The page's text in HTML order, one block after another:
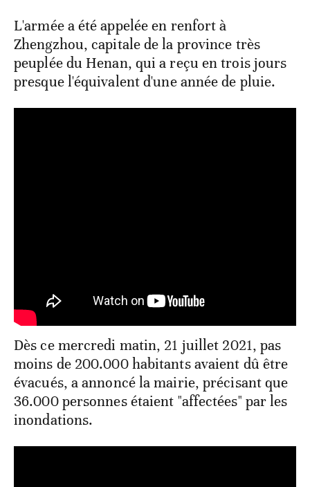
L'armée a été appelée en renfort à
Zhengzhou, capitale de la province très
peuplée du Henan, qui a reçu en trois jours
presque l'équivalent d'une année de pluie.
Dès ce mercredi matin, 21 juillet 2021, pas
moins de 200.000 habitants avaient dû être
évacués, a annoncé la mairie, précisant que
36.000 personnes étaient "affectées" par les
inondations.